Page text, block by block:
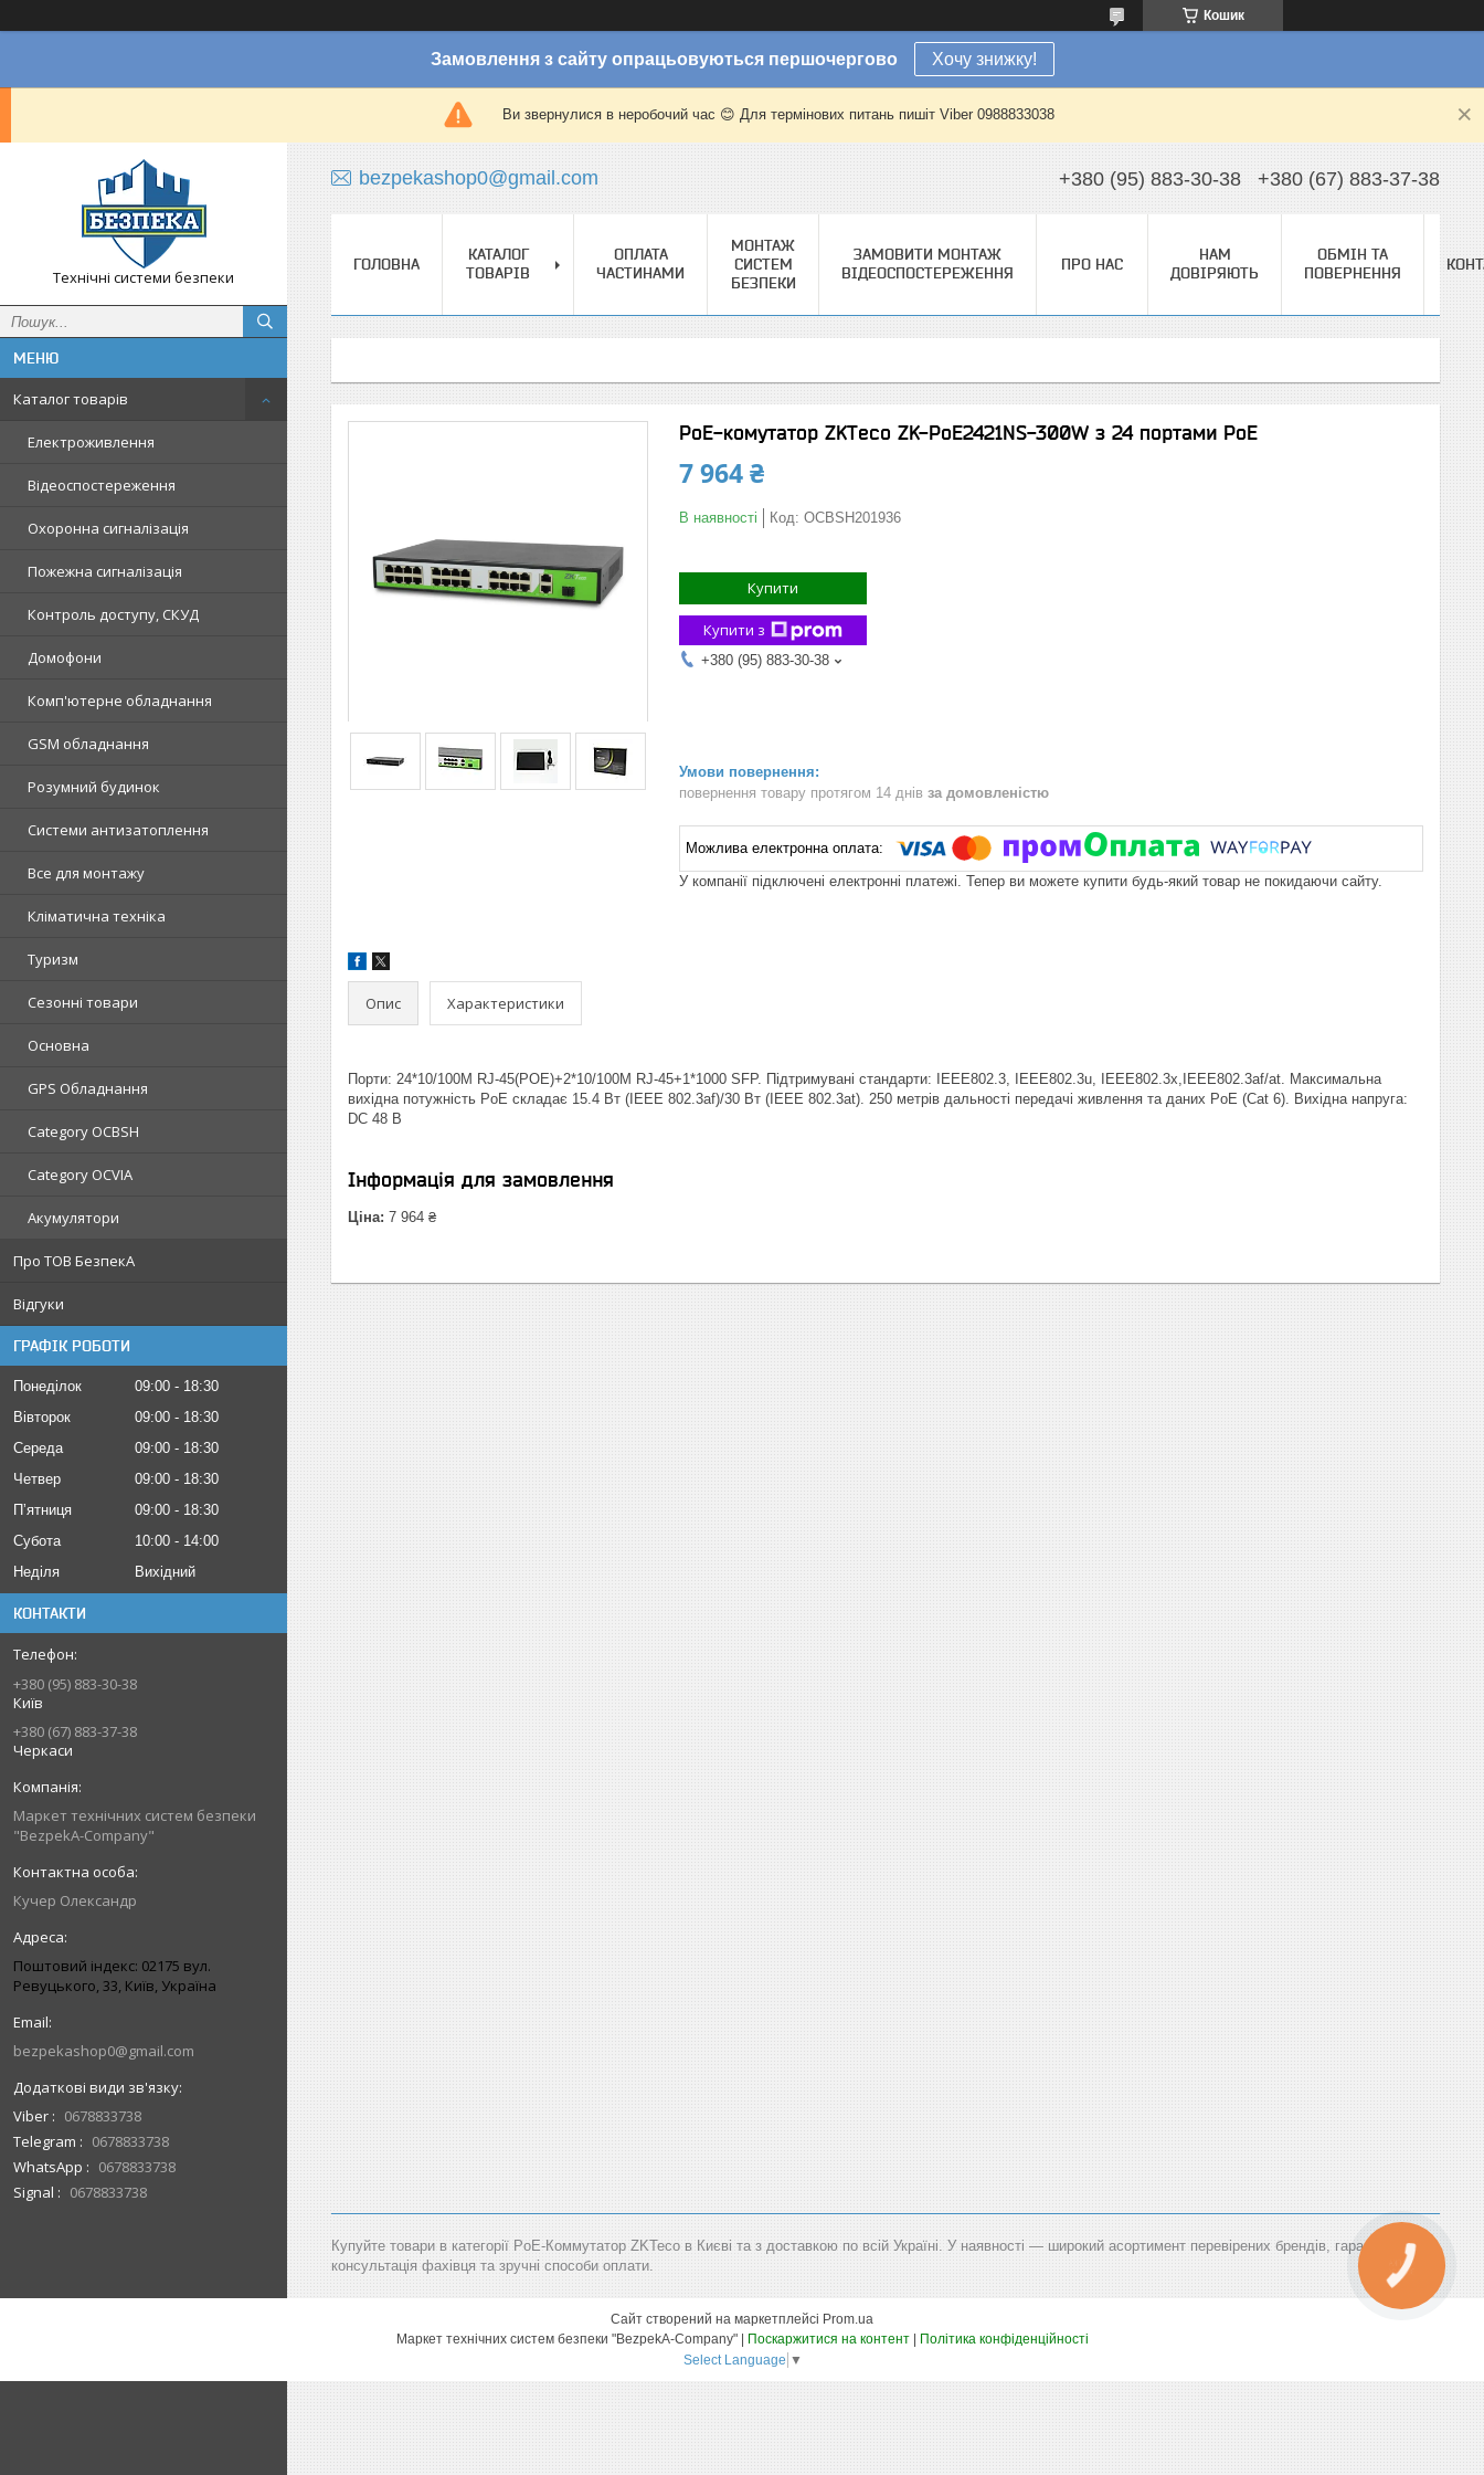
Кошик
Замовлення з сайту опрацьовуються першочергово Хочу знижку!
Ви звернулися в неробочий час 😊 Для термінових питань пишіт Viber 0988833038
Технічні системи безпеки
Каталог товарів
Електроживлення
Відеоспостереження
Охоронна сигналізація
Пожежна сигналізація
Контроль доступу, СКУД
Домофони
Комп'ютерне обладнання
GSM обладнання
Розумний будинок
Системи антизатоплення
Все для монтажу
Кліматична техніка
Туризм
Сезонні товари
Основна
GPS Обладнання
Category OCBSH
Category OCVIA
Акумулятори
Про ТОВ БезпекА
Відгуки
ГРАФІК РОБОТИ
Понеділок 09:00
18:30
Вівторок
09:00
18:30
Середа
09:00
18:30
Четвер
09:00
18:30
Пʼятниця
09:00
18:30
Субота
10:00
14:00
Неділя
Вихідний
КОНТАКТИ
+380 (95) 883-30-38
Київ
+380 (67) 883-37-38
Черкаси
Маркет технічних систем безпеки
"BezpekA-Company"
Кучер Олександр
Поштовий індекс: 02175 вул.
Ревуцького, 33, Київ, Україна
bezpekashop0@gmail.com
Viber
0678833738
Telegram
0678833738
WhatsApp
0678833738
Signal
0678833738
bezpekashop0@gmail.com +380 (95) 883-30-38 +380 (67) 883-37-38
ГОЛОВНА
КАТАЛОГ
ТОВАРІВ
ОПЛАТА
ЧАСТИНАМИ
МОНТАЖ
СИСТЕМ
БЕЗПЕКИ
ЗАМОВИТИ МОНТАЖ
ВІДЕОСПОСТЕРЕЖЕННЯ
ПРО НАС
НАМ
ДОВІРЯЮТЬ
ОБМІН ТА
ПОВЕРНЕННЯ
PoE-комутатор ZKTeco ZK-PoE2421NS-300W з 24 портами PoE
7 964 ₴
В наявності Код: OCBSH201936
Купити
Купити з
+380 (95) 883-30-38
повернення товару протягом 14 днів за домовленістю
У компанії підключені електронні платежі. Тепер ви можете купити будь-який товар не покидаючи сайту.
Опис Характеристики
Порти: 24*10/100M RJ-45(POE)+2*10/100M RJ-45+1*1000 SFP. Підтримувані стандарти: IEEE802.3, IEEE802.3u, IEEE802.3x,IEEE802.3af/at. Максимальна
вихідна потужність PoE складає 15.4 Вт (IEEE 802.3af)/30 Вт (IEEE 802.3at). 250 метрів дальності передачі живлення та даних PoE (Cat 6). Вихідна напруга:
DC 48 В
Інформація для замовлення
Ціна: 7 964 ₴
Купуйте товари в категорії PoE-Коммутатор ZKTeco в Києві та з доставкою по всій Україні. У наявності — широкий асортимент перевірених брендів, гарантія,
консультація фахівця та зручні способи оплати.
Сайт створений на маркетплейсі Prom.ua
Поскаржитися на контент
Політика конфіденційності
Select Language ▼
КНОПКА
ЗВ'ЯЗКУ